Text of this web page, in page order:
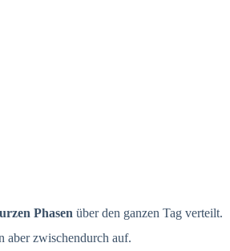
Phasen über den ganzen Tag verteilt.
aber zwischendurch auf.